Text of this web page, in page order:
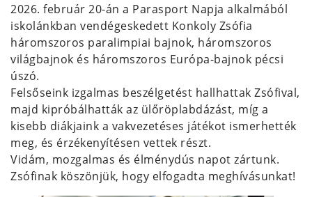
2026. február 20-án a Parasport Napja alkalmából
iskolánkban vendégeskedett Konkoly Zsófia
háromszoros paralimpiai bajnok, háromszoros
világbajnok és háromszoros Európa-bajnok pécsi
úszó.
Felsőseink izgalmas beszélgetést hallhattak Zsófival,
majd kipróbálhatták az ülőröplabdázást, míg a
kisebb diákjaink a vakvezetéses játékot ismerhették
meg, és érzékenyítésen vettek részt.
Vidám, mozgalmas és élménydús napot zártunk.
Zsófinak köszönjük, hogy elfogadta meghívásunkat!